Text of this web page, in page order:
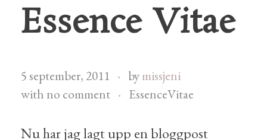
Essence Vitae
5 september, 2011 bymissjeni
with no comment EssenceVitae
Nu har jag lagt upp en bloggpost